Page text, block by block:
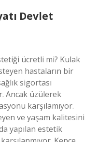
Devlet
ücretli mi? Kulak
hastaların bir
sigortası
Ancak üzülerek
karşılamıyor.
ve yaşam kalitesini
yapılan estetik